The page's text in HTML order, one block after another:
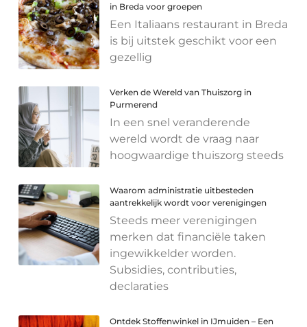
in Breda voor groepen
Een Italiaans restaurant in Breda
is bij uitstek geschikt voor een
gezellig
Verken de Wereld van Thuiszorg in
Purmerend
In een snel veranderende
wereld wordt de vraag naar
hoogwaardige thuiszorg steeds
Waarom administratie uitbesteden
aantrekkelijk wordt voor verenigingen
Steeds meer verenigingen
merken dat financiële taken
ingewikkelder worden.
Subsidies, contributies,
declaraties
Ontdek Stoffenwinkel in IJmuiden – Een